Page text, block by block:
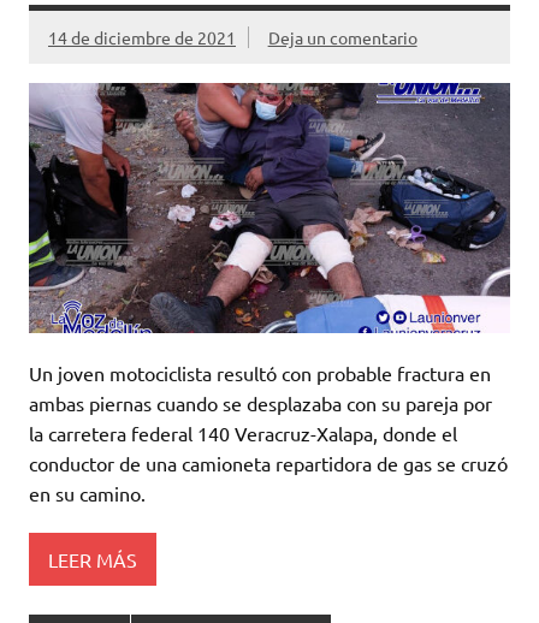
14 de diciembre de 2021 Deja un comentario
Un joven motociclista resultó con probable fractura en
ambas piernas cuando se desplazaba con su pareja por
la carretera federal 140 Veracruz-Xalapa, donde el
conductor de una camioneta repartidora de gas se cruzó
en su camino.
LEER MÁS